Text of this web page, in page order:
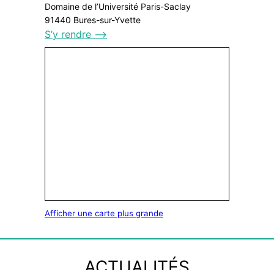
Domaine de l’Université Paris-Saclay
91440 Bures-sur-Yvette
S’y rendre ⟶
Afficher une carte plus grande